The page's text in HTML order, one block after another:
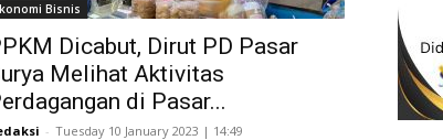
Bisnis
Dicabut, Dirut PD Pasar
Melihat Aktivitas
di Pasar...
- Tuesday 10 January 2023 | 14:49